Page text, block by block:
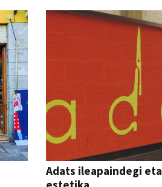
Adats ileapaindegi eta